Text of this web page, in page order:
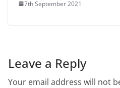
7th September 2021
Leave a Reply
Your email address will not